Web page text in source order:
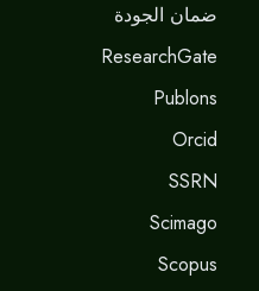
ضمان الجودة
ResearchGate
Publons
Orcid
SSRN
Scimago
Scopus